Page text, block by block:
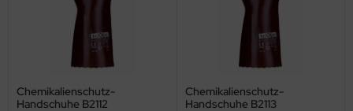
Chemikalienschutz-
Handschuhe B2112
Chemikalienschutz-
Handschuhe B2113